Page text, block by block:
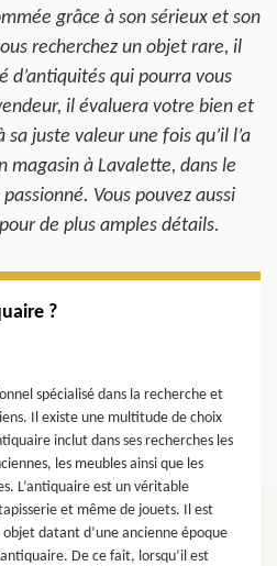
grâce à son sérieux et son
recherchez un objet rare, il
d’antiquités qui pourra vous
il évaluera votre bien et
juste valeur une fois qu’il l’a
magasin à Lavalette, dans le
Vous pouvez aussi
de plus amples détails.
?
spécialisé dans la recherche et
Il existe une multitude de choix
inclut dans ses recherches les
les meubles ainsi que les
L’antiquaire est un véritable
et même de jouets. Il est
datant d’une ancienne époque
De ce fait, lorsqu’il est